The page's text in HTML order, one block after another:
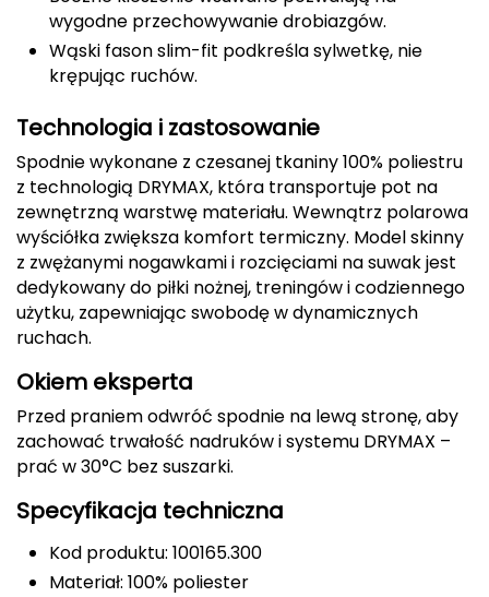
Deuter
Dolomite
E
EISBAR
ENERO
ENERO CAMP
ENERO PRO
Elmer by Swany
Extremities
F
FASHY
Fjord Nansen
wygodne przechowywanie drobiazgów.
Wąski fason slim-fit podkreśla sylwetkę, nie
krępując ruchów.
Technologia i zastosowanie
Spodnie wykonane z czesanej tkaniny 100% poliestru
z technologią DRYMAX, która transportuje pot na
zewnętrzną warstwę materiału. Wewnątrz polarowa
wyściółka zwiększa komfort termiczny. Model skinny
z zwężanymi nogawkami i rozcięciami na suwak jest
dedykowany do piłki nożnej, treningów i codziennego
użytku, zapewniając swobodę w dynamicznych
ruchach.
Okiem eksperta
Przed praniem odwróć spodnie na lewą stronę, aby
zachować trwałość nadruków i systemu DRYMAX –
prać w 30°C bez suszarki.
Specyfikacja techniczna
Kod produktu: 100165.300
Materiał: 100% poliester